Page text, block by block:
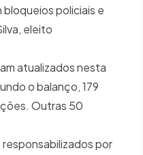
bloqueios policiais e
eleito
atualizados nesta
o balanço, 179
Outras 50
por